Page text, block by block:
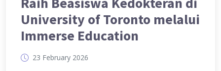
University of Toronto melalui
Immerse Education
23 February 2026